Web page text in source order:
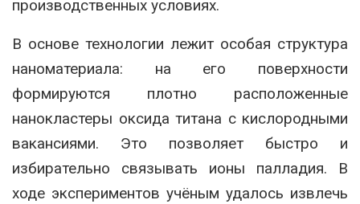
производственных условиях.
В основе технологии лежит особая структура
наноматериала: на его поверхности
формируются плотно расположенные
нанокластеры оксида титана с кислородными
вакансиями. Это позволяет быстро и
избирательно связывать ионы палладия. В
ходе экспериментов учёным удалось извлечь